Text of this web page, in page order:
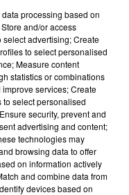
processing based on
and/or access
advertising; Create
to select personalised
Measure content
statistics or combinations
services; Create
select personalised
security, prevent and
advertising and content;
technologies may
browsing data to offer
on information actively
and combine data from
devices based on